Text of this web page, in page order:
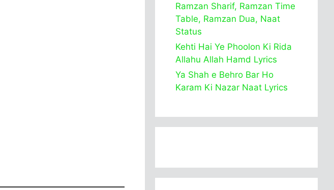
Ramzan Sharif, Ramzan Time
Table, Ramzan Dua, Naat
Status
Kehti Hai Ye Phoolon Ki Rida
Allahu Allah Hamd Lyrics
Ya Shah e Behro Bar Ho
Karam Ki Nazar Naat Lyrics